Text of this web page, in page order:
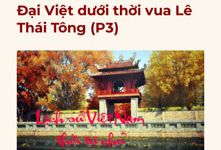
Đại Việt dưới thời vua Lê
Thái Tông (P3)